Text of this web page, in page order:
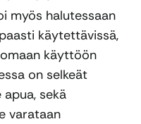
myös halutessaan
käytettävissä,
käyttöön
on selkeät
sekä
varataan